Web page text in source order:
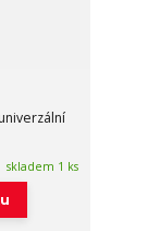
skladem 1 ks